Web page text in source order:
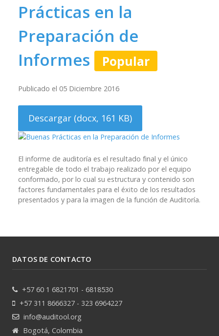
Prácticas en la
Preparación de
Informes
Popular
Publicado el 05 Diciembre 2016
Descargar (docx, 161 KB)
El informe de auditoría es el resultado final y el único
entregable de todo el trabajo realizado por el equipo
conformado, por lo cual su estructura y contenido son
factores fundamentales para el éxito de los resultados
presentados y para la imagen de la función de Auditoría.
DATOS DE CONTACTO
+57 60 1 6821701 - 6818530
+57 311 8666327 - 323 6964227
info@auditool.org
Bogotá, Colombia